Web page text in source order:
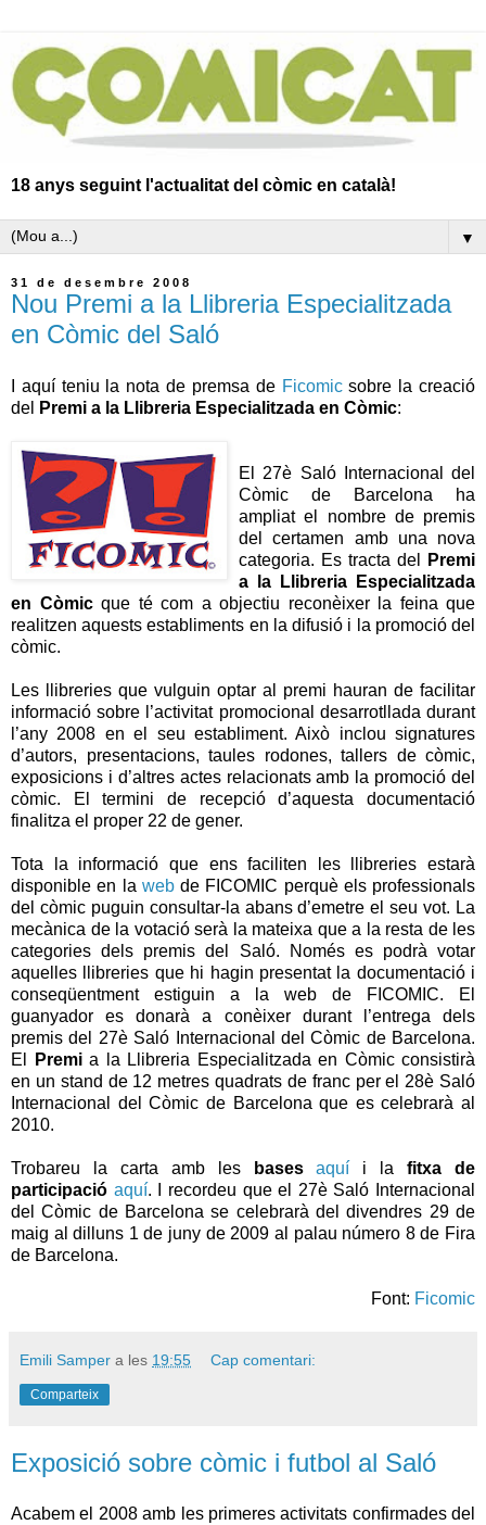
18 anys seguint l'actualitat del còmic en català!
▼
31 de desembre 2008
Nou Premi a la Llibreria Especialitzada
en Còmic del Saló
I aquí teniu la nota de premsa de Ficomicsobre la creació
del
Premi a la Llibreria Especialitzada en Còmic:
El 27è Saló Internacional del
Còmic de Barcelona ha
ampliat el nombre de premis
del certamen amb una nova
categoria. Es tracta del
Premi
a la Llibreria Especialitzada
en Còmic que té com a objectiu reconèixer la feina que
realitzen aquests establiments en la difusió i la promoció del
còmic.
Les llibreries que vulguin optar al premi hauran de facilitar
informació sobre l’activitat promocional desarrotllada durant
l’any 2008 en el seu establiment. Això inclou signatures
d’autors, presentacions, taules rodones, tallers de còmic,
exposicions i d’altres actes relacionats amb la promoció del
còmic. El termini de recepció d’aquesta documentació
finalitza el proper 22 de gener.
Tota la informació que ens faciliten les llibreries estarà
disponible en la web de FICOMIC perquè els professionals
del còmic puguin consultar-la abans d’emetre el seu vot. La
mecànica de la votació serà la mateixa que a la resta de les
categories dels premis del Saló. Només es podrà votar
aquelles llibreries que hi hagin presentat la documentació i
conseqüentment estiguin a la web de FICOMIC. El
guanyador es donarà a conèixer durant l’entrega dels
premis del 27è Saló Internacional del Còmic de Barcelona.
El
Premia la Llibreria Especialitzada en Còmic consistirà
en un stand de 12 metres quadrats de franc per el 28è Saló
Internacional del Còmic de Barcelona que es celebrarà al
2010.
Trobareu la carta amb les bases aquí i lafitxa de
participació aquí. I recordeu que el 27è Saló Internacional
del Còmic de Barcelona se celebrarà del divendres 29 de
maig al dilluns 1 de juny de 2009 al palau número 8 de Fira
de Barcelona.
Font: Ficomic
Emili Samper a les 19:55 Cap comentari:
Comparteix
Exposició sobre còmic i futbol al Saló
Acabem el 2008 amb les primeres activitats confirmades del